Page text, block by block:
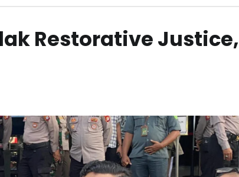
Restorative Justice,